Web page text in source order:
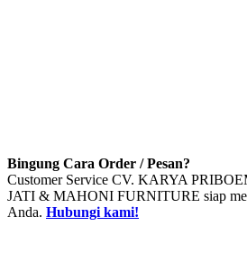
Bingung Cara Order / Pesan?
Customer Service CV. KARYA
JATI & MAHONI FURNITURE siap
Anda. Hubungi kami!